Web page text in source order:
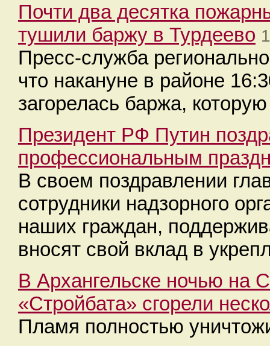
Почти два десятка
тушили баржу в Турдеево
Пресс-служба
что накануне в районе
загорелась баржа,
Президент РФ Путин
профессиональным
В своем поздравлении
сотрудники надзорного
наших граждан,
вносят свой вклад в
В Архангельске ночью на
«Стройбата» сгорели
Пламя полностью